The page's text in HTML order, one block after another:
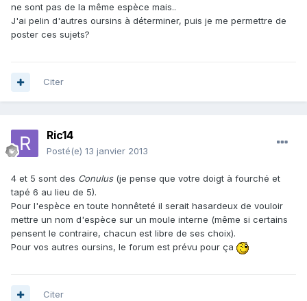
ne sont pas de la même espèce mais..
J'ai pelin d'autres oursins à déterminer, puis je me permettre de
poster ces sujets?
Citer
Ric14
Posté(e) 13 janvier 2013
4 et 5 sont des Conulus (je pense que votre doigt à fourché et
tapé 6 au lieu de 5).
Pour l'espèce en toute honnêteté il serait hasardeux de vouloir
mettre un nom d'espèce sur un moule interne (même si certains
pensent le contraire, chacun est libre de ses choix).
Pour vos autres oursins, le forum est prévu pour ça
Citer